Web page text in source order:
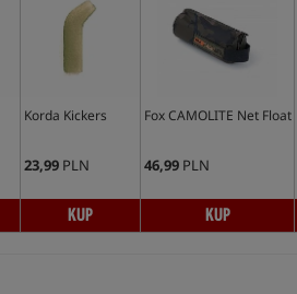
Korda Kickers
23,99PLN
KUP
Fox CAMOLITE Net Float
46,99PLN
KUP